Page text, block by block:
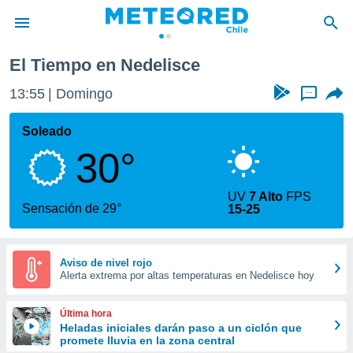
de
por
que se
calidad.
a este
las
y
forma
digital
basada
El Tiempo en Nedelisce
13:55 Domingo ...
Soleado
30°
Sensación de 29°
UV7 Alto FPS
15-25
Aviso de nivel rojo
Alerta extrema por altas temperaturas en Nedelisce hoy
Última hora
Heladas iniciales darán paso a un ciclón que
promete lluvia en la zona central